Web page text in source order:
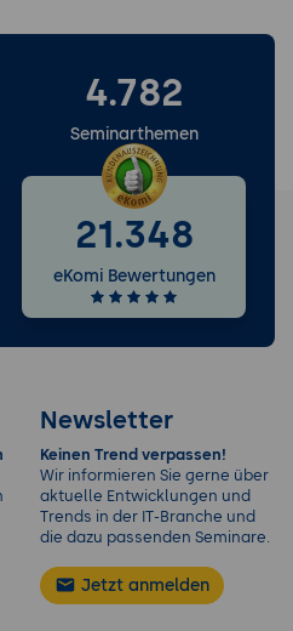
4.782
Seminarthemen
21.348
eKomi Bewertungen
Newsletter
Keinen Trend verpassen!
Wir informieren Sie gerne über
aktuelle Entwicklungen und
Trends in der IT-Branche und
die dazu passenden Seminare.
Jetzt anmelden